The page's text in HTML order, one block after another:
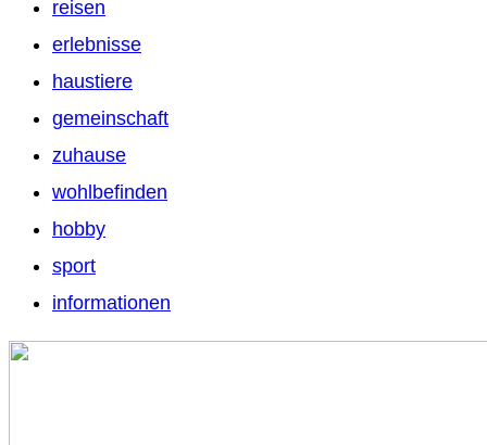
reisen
erlebnisse
haustiere
gemeinschaft
zuhause
wohlbefinden
hobby
sport
informationen